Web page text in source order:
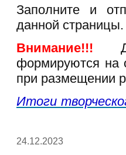
Заполните и
данной страницы.
Внимание!!!
формируются на
при размещении
Итоги
24.12.2023